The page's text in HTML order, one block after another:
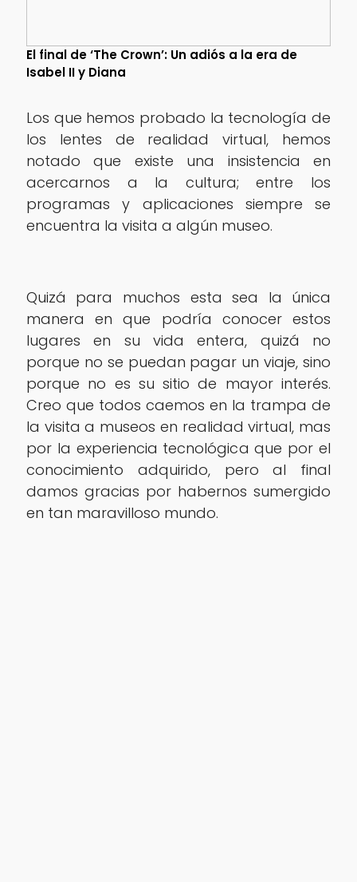
El final de ‘The Crown’: Un adiós a la era de
Isabel II y Diana
Los que hemos probado la tecnología de
los lentes de realidad virtual, hemos
notado que existe una insistencia en
acercarnos a la cultura; entre los
programas y aplicaciones siempre se
encuentra la visita a algún museo.
Quizá para muchos esta sea la única
manera en que podría conocer estos
lugares en su vida entera, quizá no
porque no se puedan pagar un viaje, sino
porque no es su sitio de mayor interés.
Creo que todos caemos en la trampa de
la visita a museos en realidad virtual, mas
por la experiencia tecnológica que por el
conocimiento adquirido, pero al final
damos gracias por habernos sumergido
en tan maravilloso mundo.